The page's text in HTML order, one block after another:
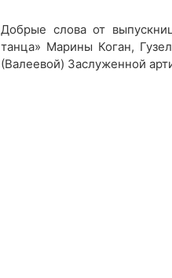
Добрые слова от
танца» Марины Коган,
(Валеевой) Заслуженной